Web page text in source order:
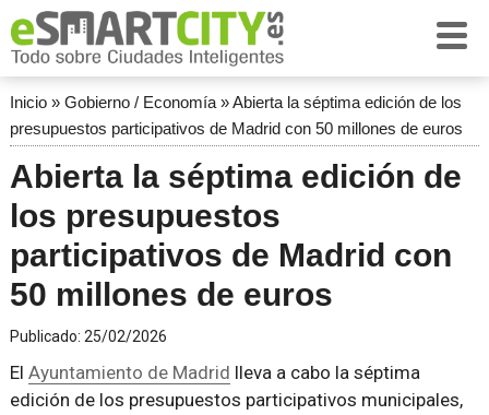
Inicio» Gobierno / Economía»Abierta la séptima edición de los
presupuestos participativos de Madrid con 50 millones de euros
Abierta la séptima edición de
los presupuestos
participativos de Madrid con
50 millones de euros
Publicado: 25/02/2026
El Ayuntamiento de Madrid lleva a cabo la séptima
edición de los presupuestos participativos municipales,